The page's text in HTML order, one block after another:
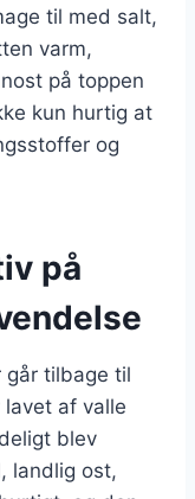
til med salt,
varm,
på toppen
kun hurtig at
og
på
går tilbage til
af valle
blev
landlig ost,